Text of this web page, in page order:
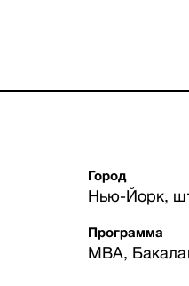
Город
Нью-Йорк,
Программа
MBA,